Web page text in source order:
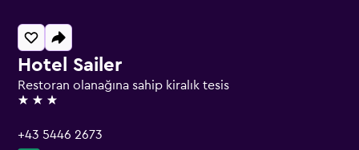
Hotel Sailer
Restoran olanağına sahip kiralık tesis
3 yıldız
+43 5446 2673